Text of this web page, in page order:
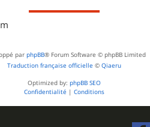
par phpBB® Forum Software © phpBB Limited
Traduction française officielle © Qiaeru
Optimized by: phpBB SEO
Confidentialité | Conditions